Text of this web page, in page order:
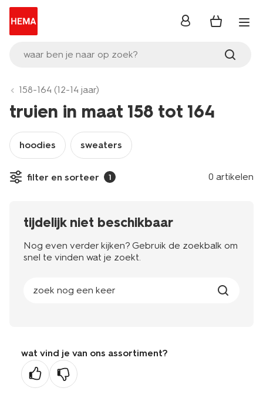
waar ben je naar op zoek?
inloggen
158-164 (12-14 jaar)
truien in maat 158 tot 164
hoodies sweaters
filter en sorteer 1 0 artikelen
tijdelijk niet beschikbaar
Nog even verder kijken? Gebruik de zoekbalk om
snel te vinden wat je zoekt.
zoek nog een keer
wat vind je van ons assortiment?